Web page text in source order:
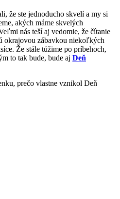
že ste jednoducho skvelí a my si
akých máme skvelých
nás teší aj vedomie, že čítanie
okrajovou zábavkou niekoľkých
Že stále túžime po príbehoch,
to tak bude, bude aj Deň
prečo vlastne vznikol Deň